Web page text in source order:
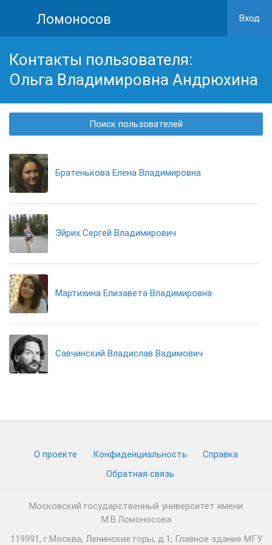
Ломоносов Вход
Контакты пользователя:
Ольга Владимировна Андрюхина
Поиск пользователей
Братенькова Елена Владимировна
Эйрих Сергей Владимирович
Мартихина Елизавета Владимировна
Савчинский Владислав Вадимович
О проекте Конфиденциальность
Cправка
Обратная связь
Московский государственный университет имени
М.В.Ломоносова
119991, г.Москва, Ленинские горы, д.1, Главное здание МГУ